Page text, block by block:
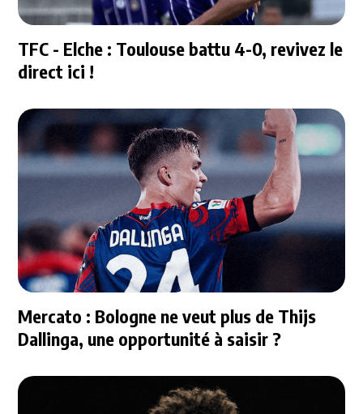
TFC - Elche : Toulouse battu 4-0, revivez le
direct ici !
Mercato : Bologne ne veut plus de Thijs
Dallinga, une opportunité à saisir ?